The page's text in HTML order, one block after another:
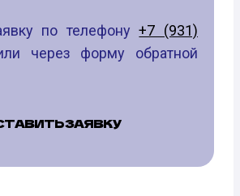
по телефону+7 (931)
через форму обратной
ЗАЯВКУ